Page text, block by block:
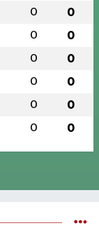
0 0
0 0
0 0
0 0
0 0
0 0